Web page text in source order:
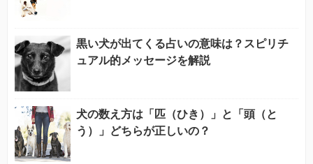
黒い犬が出てくる占いの意味は？スピリチ
ュアル的メッセージを解説
犬の数え方は「匹（ひき）」と「頭（と
う）」どちらが正しいの？